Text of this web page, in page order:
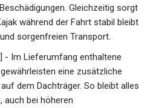
Gleichzeitig sorgt
während der Fahrt stabil bleibt
sorgenfreien Transport.
- Im Lieferumfang enthaltene
eine zusätzliche
dem Dachträger. So bleibt alles
auch bei höheren